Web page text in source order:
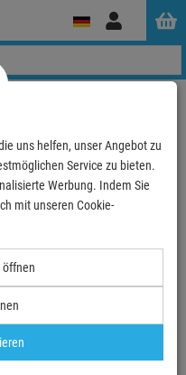
Anmelden
Geist, anim…
uns helfen, unser Angebot zu
Service zu bieten.
Werbung. Indem Sie
mit unseren Cookie-
öffnen